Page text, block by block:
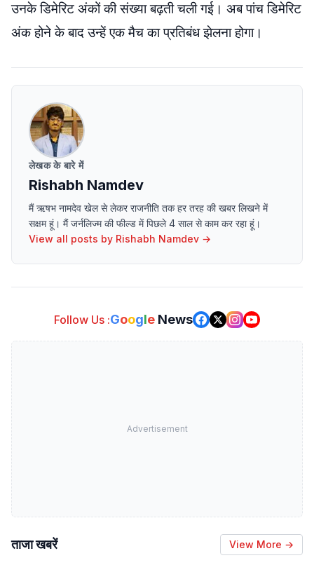
उनके डिमेरिट अंकों की संख्या बढ़ती चली गई। अब पांच डिमेरिट
अंक होने के बाद उन्हें एक मैच का प्रतिबंध झेलना होगा।
लेखक के बारे में
Rishabh Namdev
मैं ऋषभ नामदेव खेल से लेकर राजनीति तक हर तरह की खबर लिखने में
सक्षम हूं। मैं जर्नलिज्म की फील्ड में पिछले 4 साल से काम कर रहा हूं।
View all posts by Rishabh Namdev →
Follow Us :Google News
Advertisement
ताजा खबरें View More →